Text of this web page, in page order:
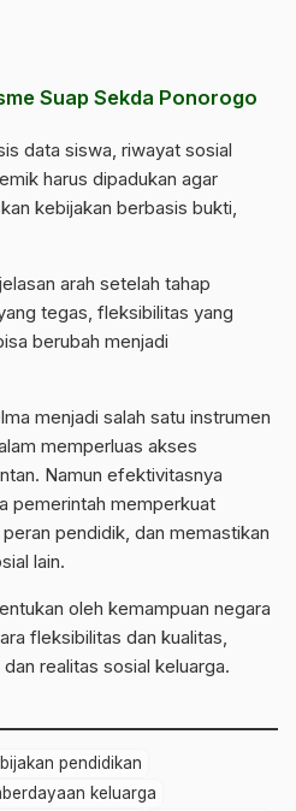
Suap Sekda Ponorogo
data siswa, riwayat sosial
harus dipadukan agar
kebijakan berbasis bukti,
arah setelah tahap
tegas, fleksibilitas yang
berubah menjadi
menjadi salah satu instrumen
memperluas akses
Namun efektivitasnya
pemerintah memperkuat
pendidik, dan memastikan
lain.
oleh kemampuan negara
fleksibilitas dan kualitas,
realitas sosial keluarga.
pendidikan
keluarga